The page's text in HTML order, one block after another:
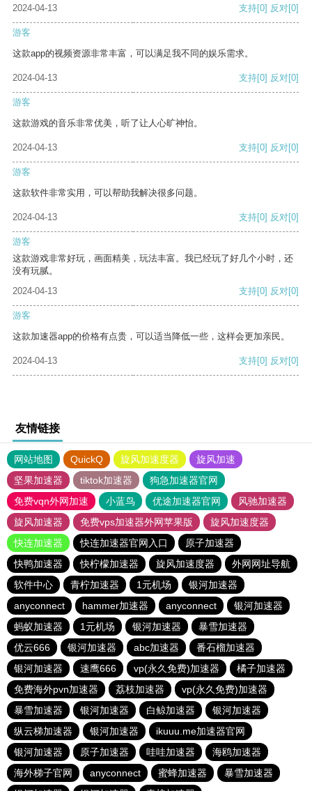
2024-04-13
支持[0] 反对[0]
游客
这款app的视频资源非常丰富，可以满足我不同的娱乐需求。
2024-04-13 支持[0] 反对[0]
游客
这款游戏的音乐非常优美，听了让人心旷神怡。
2024-04-13 支持[0] 反对[0]
游客
这款软件非常实用，可以帮助我解决很多问题。
2024-04-13 支持[0] 反对[0]
游客
这款游戏非常好玩，画面精美，玩法丰富。我已经玩了好几个小时，还
没有玩腻。
2024-04-13
支持[0] 反对[0]
游客
这款加速器app的价格有点贵，可以适当降低一些，这样会更加亲民。
2024-04-13 支持[0] 反对[0]
友情链接
网站地图 QuickQ 旋风加速度器
旋风加速
坚果加速器
tiktok加速器
狗急加速器官网
免费vqn外网加速
小蓝鸟 优途加速器官网
风驰加速器
旋风加速器
免费vps加速器外网苹果版
旋风加速度器
快连加速器
快连加速器官网入口
原子加速器
快鸭加速器
快柠檬加速器 旋风加速度器
外网网址导航
软件中心
青柠加速器 1元机场
银河加速器
anyconnect
hammer加速器 anyconnect
银河加速器
蚂蚁加速器
1元机场 银河加速器
暴雪加速器
优云666
银河加速器 abc加速器
番石榴加速器
银河加速器
速鹰666 vp(永久免费)加速器
橘子加速器
免费海外pvn加速器
荔枝加速器
vp(永久免费)加速器
暴雪加速器
银河加速器 白鲸加速器
银河加速器
纵云梯加速器
银河加速器
ikuuu.me加速器官网
银河加速器
原子加速器 哇哇加速器
海鸥加速器
海外梯子官网
anyconnect 蜜蜂加速器
暴雪加速器